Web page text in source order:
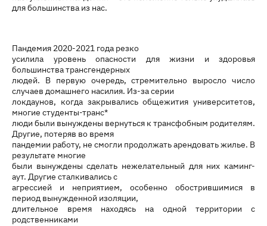
для большинства из нас.
Пандемия 2020-2021 года резко
усилила уровень опасности для жизни и здоровья
большинства трансгендерных
людей. В первую очередь, стремительно выросло число
случаев домашнего насилия. Из-за серии
локдаунов, когда закрывались общежития университетов,
многие студенты-транс*
люди были вынуждены вернуться к трансфобным родителям.
Другие, потеряв во время
пандемии работу, не смогли продолжать арендовать жилье. В
результате многие
были вынуждены сделать нежелательный для них каминг-
аут. Другие сталкивались с
агрессией и неприятием, особенно обострившимися в
период вынужденной изоляции,
длительное время находясь на одной территории с
родственниками